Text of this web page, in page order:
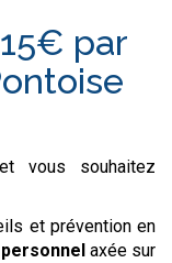
par
vous souhaitez
et prévention en
axée sur